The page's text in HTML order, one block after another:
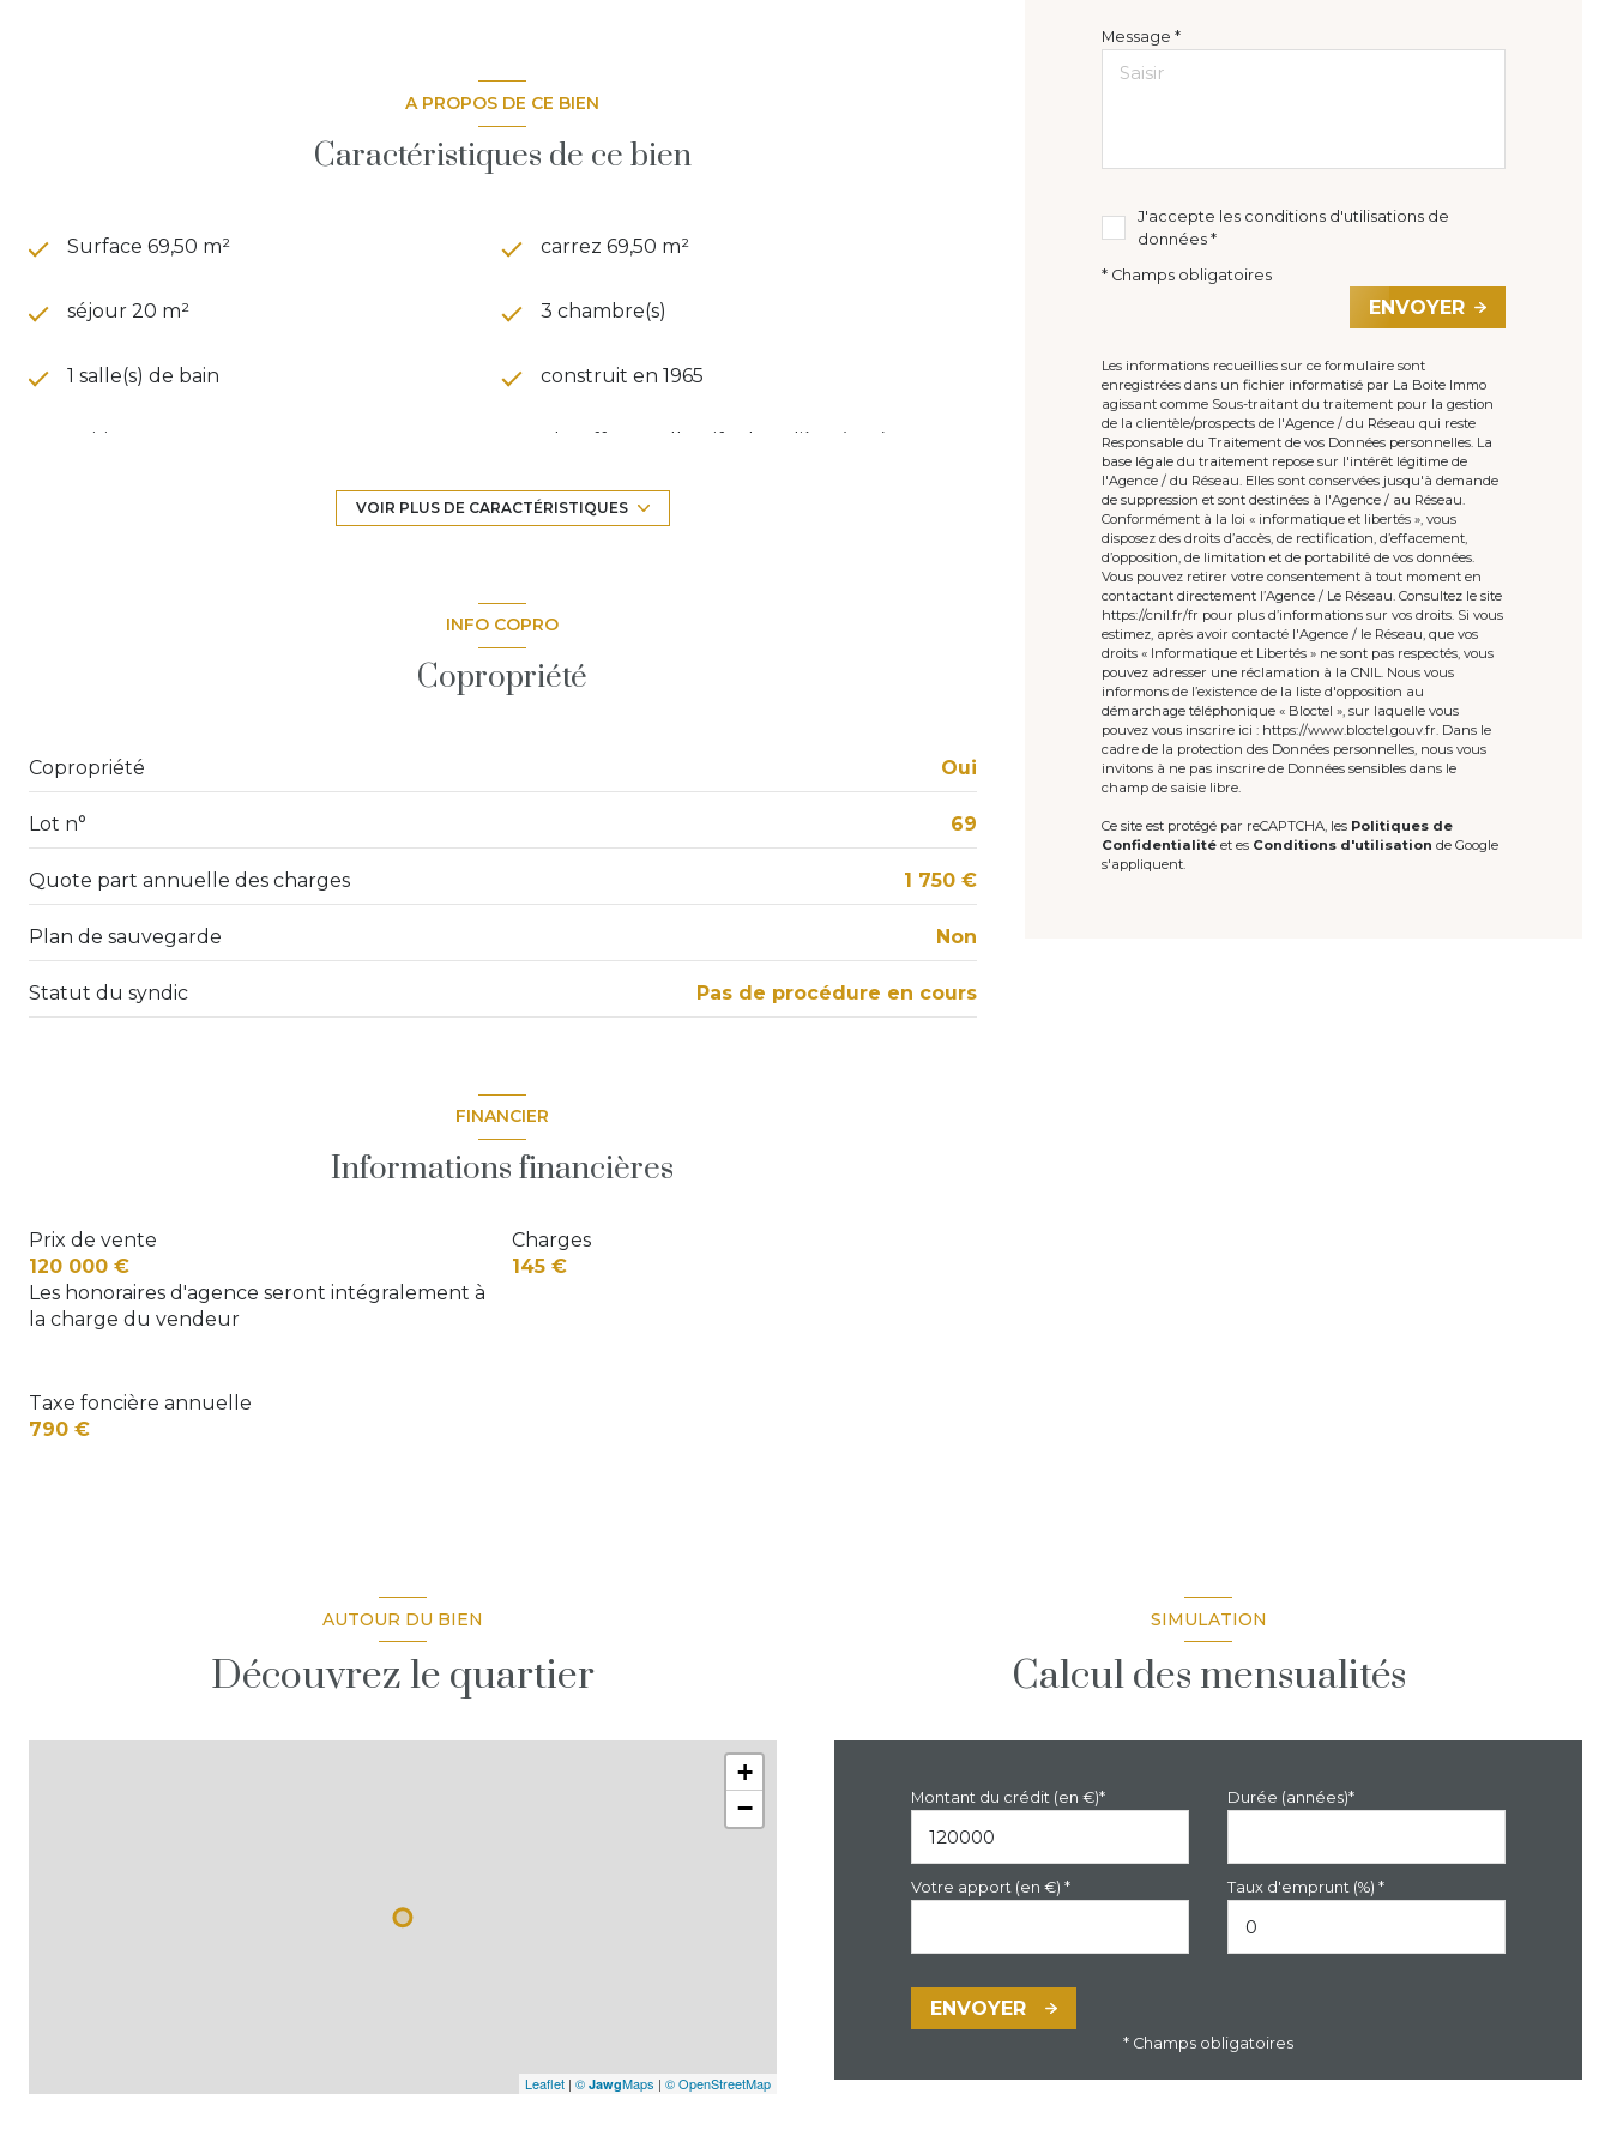
Copropriété : Pas de travaux en cours dans la copropriété / 48 lots d'habitation dans cette
copropriété Conformité RGPD : Les données personnelles recueillies dans le cadre de cette
annonce font l’objet d’un traitement informatique conforme à la législation en vigueur. Vous
pouvez exercer vos droits d’accès, de rectification ou de suppression auprès de l’agence LEONE
A PROPOS DE CE BIEN
Caractéristiques de ce bien
Surface 69,50 m² carrez 69,50 m²
séjour 20 m² 3 chambre(s)
1 salle(s) de bain construit en 1965
cuisine Chauffage collectif : chaudière (gaz)
4 étage(s)
VOIR PLUS DE CARACTÉRISTIQUES
INFO COPRO
Copropriété
Copropriété Oui
Lot n° 69
Quote part annuelle des charges 1 750 €
Plan de sauvegarde Non
Statut du syndic Pas de procédure en cours
FINANCIER
Informations financières
Prix de vente
120 000 €
Les honoraires d'agence seront intégralement à
la charge du vendeur
Charges
145 €
Taxe foncière annuelle
790 €
Message *
J'accepte les conditions d'utilisations de
données *
* Champs obligatoires
ENVOYER
Les informations recueillies sur ce formulaire sont
enregistrées dans un fichier informatisé par La Boite Immo
agissant comme Sous-traitant du traitement pour la gestion
de la clientèle/prospects de l'Agence / du Réseau qui reste
Responsable du Traitement de vos Données personnelles. La
base légale du traitement repose sur l'intérêt légitime de
l'Agence / du Réseau. Elles sont conservées jusqu'à demande
de suppression et sont destinées à l'Agence / au Réseau.
Conformément à la loi « informatique et libertés », vous
disposez des droits d’accès, de rectification, d’effacement,
d’opposition, de limitation et de portabilité de vos données.
Vous pouvez retirer votre consentement à tout moment en
contactant directement l’Agence / Le Réseau. Consultez le site
https://cnil.fr/fr pour plus d’informations sur vos droits. Si vous
estimez, après avoir contacté l'Agence / le Réseau, que vos
droits « Informatique et Libertés » ne sont pas respectés, vous
pouvez adresser une réclamation à la CNIL. Nous vous
informons de l’existence de la liste d'opposition au
démarchage téléphonique « Bloctel », sur laquelle vous
pouvez vous inscrire ici : https://www.bloctel.gouv.fr . Dans le
cadre de la protection des Données personnelles, nous vous
invitons à ne pas inscrire de Données sensibles dans le
champ de saisie libre.
Ce site est protégé par reCAPTCHA, les Politiques de
Confidentialitéet es Conditions d'utilisation de Google
s'appliquent.
AUTOUR DU BIEN
Découvrez le quartier
+
−
Leaflet | © JawgMaps | © OpenStreetMap
SIMULATION
Calcul des mensualités
Montant du crédit (en €)* Durée (années)*
Votre apport (en €) * Taux d'emprunt (%) *
ENVOYER
* Champs obligatoires